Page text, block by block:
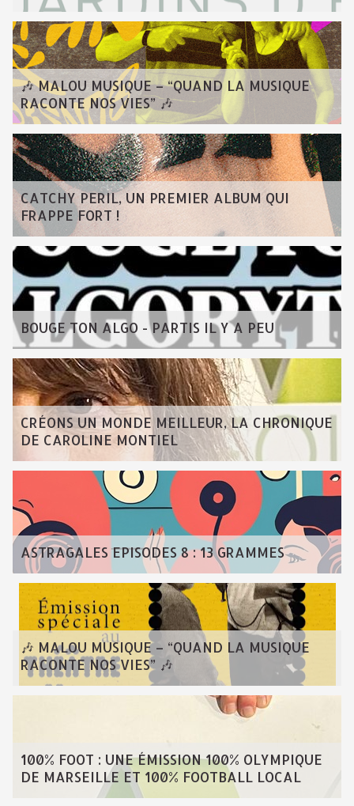
🎶 MALOU MUSIQUE – “QUAND LA MUSIQUE
RACONTE NOS VIES” 🎶
CATCHY PERIL, UN PREMIER ALBUM QUI
FRAPPE FORT !
BOUGE TON ALGO - PARTIS IL Y A PEU
CRÉONS UN MONDE MEILLEUR, LA CHRONIQUE
DE CAROLINE MONTIEL
ASTRAGALES EPISODES 8 : 13 GRAMMES
🎶 MALOU MUSIQUE – “QUAND LA MUSIQUE
RACONTE NOS VIES” 🎶
100% FOOT : UNE ÉMISSION 100% OLYMPIQUE
DE MARSEILLE ET 100% FOOTBALL LOCAL